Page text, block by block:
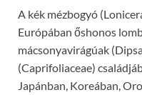
A kék mézbogyó
Európában őshonos
mácsonyavirágúak
(Caprifoliaceae)
Japánban, Koreában,